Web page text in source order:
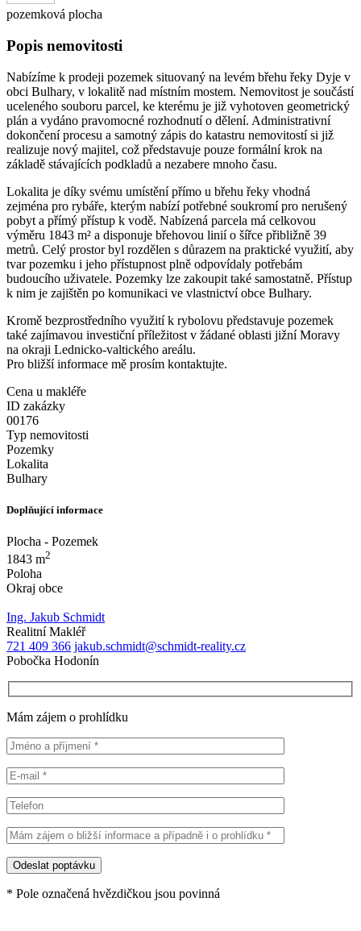
pozemková plocha
Popis nemovitosti
Nabízíme k prodeji pozemek situovaný na levém břehu řeky Dyje v
obci Bulhary, v lokalitě nad místním mostem. Nemovitost je součástí
uceleného souboru parcel, ke kterému je již vyhotoven geometrický
plán a vydáno pravomocné rozhodnutí o dělení. Administrativní
dokončení procesu a samotný zápis do katastru nemovitostí si již
realizuje nový majitel, což představuje pouze formální krok na
základě stávajících podkladů a nezabere mnoho času.
Lokalita je díky svému umístění přímo u břehu řeky vhodná
zejména pro rybáře, kterým nabízí potřebné soukromí pro nerušený
pobyt a přímý přístup k vodě. Nabízená parcela má celkovou
výměru 1843 m² a disponuje břehovou linií o šířce přibližně 39
metrů. Celý prostor byl rozdělen s důrazem na praktické využití, aby
tvar pozemku i jeho přístupnost plně odpovídaly potřebám
budoucího uživatele. Pozemky lze zakoupit také samostatně. Přístup
k nim je zajištěn po komunikaci ve vlastnictví obce Bulhary.
Kromě bezprostředního využití k rybolovu představuje pozemek
také zajímavou investiční příležitost v žádané oblasti jižní Moravy
na okraji Lednicko-valtického areálu.
Pro bližší informace mě prosím kontaktujte.
Cena u makléře
ID zakázky
00176
Typ nemovitosti
Pozemky
Lokalita
Bulhary
Doplňující informace
Plocha - Pozemek
1843 m2
Poloha
Okraj obce
Ing. Jakub Schmidt
Realitní Makléř
721 409 366 jakub.schmidt@schmidt-reality.cz
Pobočka Hodonín
Mám zájem o prohlídku
* Pole označená hvězdičkou jsou povinná